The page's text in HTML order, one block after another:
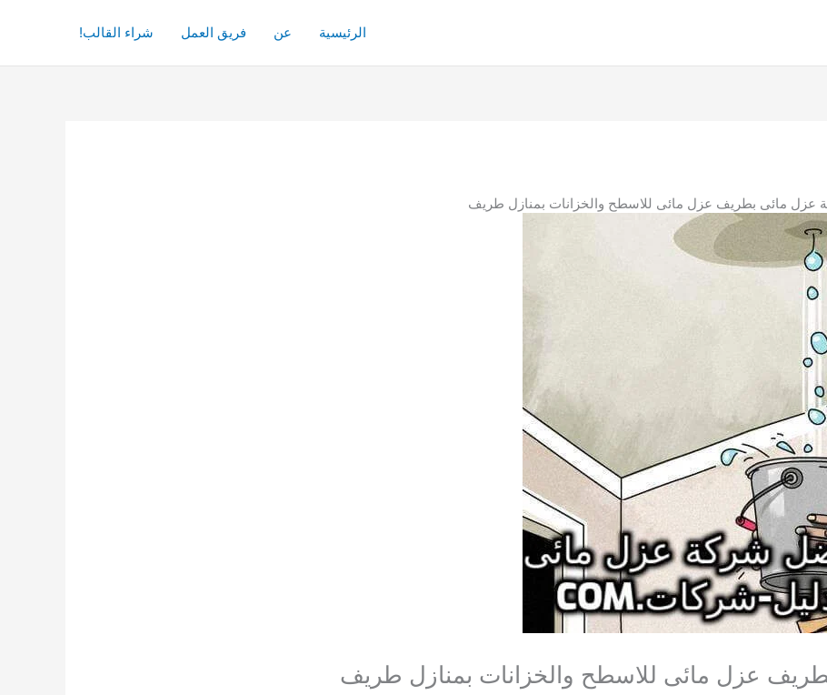
الرئيسية عن فريق العمل شراء القالب!
عزل مائى بطريف عزل مائى للاسطح والخزانات بمنازل طريف
عزل مائى للاسطح والخزانات بمنازل طريف